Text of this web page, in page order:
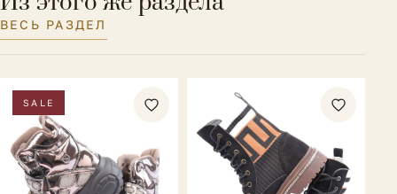
Полнота обуви
ВЕСЬ РАЗДЕЛ
SALE